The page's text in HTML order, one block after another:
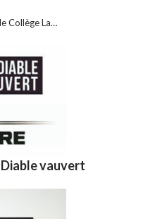
Collège La…
Diable vauvert